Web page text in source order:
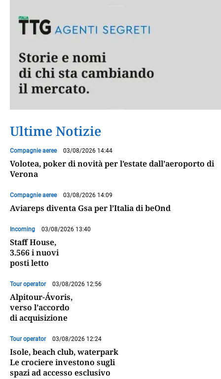
Ultime Notizie
Compagnie aeree 03/08/2026 14:44
Volotea, poker di novità per l’estate dall’aeroporto di
Verona
Compagnie aeree 03/08/2026 14:09
Aviareps diventa Gsa per l’Italia di beOnd
Incoming 03/08/2026 13:40
Staff House,
3.566 i nuovi
posti letto
Tour operator 03/08/2026 12:56
Alpitour-Ávoris,
verso l’accordo
di acquisizione
Tour operator 03/08/2026 12:24
Isole, beach club, waterpark
Le crociere investono sugli
spazi ad accesso esclusivo